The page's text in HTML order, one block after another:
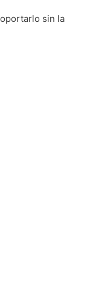
sin la